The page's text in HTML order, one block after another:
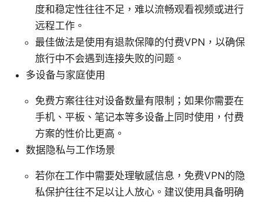
度和稳定性往往不足，难以流畅观看视频或进行
远程工作。
最佳做法是使用有退款保障的付费VPN，以确保
旅行中不会遇到连接失败的问题。
多设备与家庭使用
免费方案往往对设备数量有限制；如果你需要在
手机、平板、笔记本等多设备上同时使用，付费
方案的性价比更高。
数据隐私与工作场景
若你在工作中需要处理敏感信息，免费VPN的隐
私保护往往不足以让人放心。建议使用具备明确